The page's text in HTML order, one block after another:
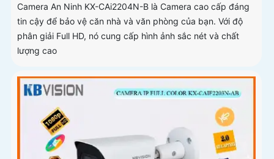
Camera An Ninh KX-CAi2204N-B là Camera cao cấp đáng
tin cậy để bảo vệ căn nhà và văn phòng của bạn. Với độ
phân giải Full HD, nó cung cấp hình ảnh sắc nét và chất
lượng cao